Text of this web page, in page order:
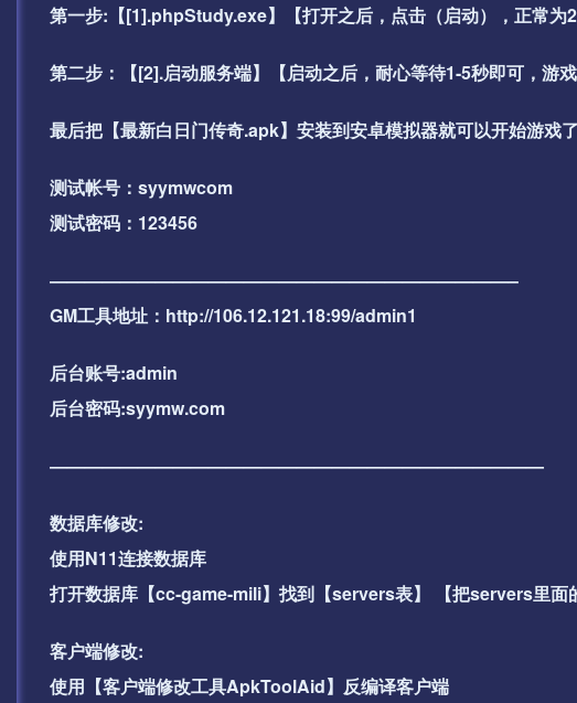
第一步:【[1].phpStudy.exe】【打开之后，点击（启动），正常为
第二步：【[2].启动服务端】【启动之后，耐心等待1-5秒即可，游戏
最后把【最新白日门传奇.apk】安装到安卓模拟器就可以开始游戏了
测试帐号：syymwcom
测试密码：123456
——————————————————————————–
GM工具地址：http://106.12.121.18:99/admin1
后台账号:admin
后台密码:syymw.com
————————————————————————————
数据库修改:
使用N11连接数据库
打开数据库【cc-game-mili】找到【servers表】 【把servers里面
客户端修改:
使用【客户端修改工具ApkToolAid】反编译客户端